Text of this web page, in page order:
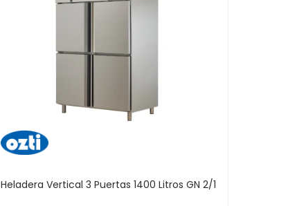
Heladera Vertical 3 Puertas 1400 Litros GN 2/1